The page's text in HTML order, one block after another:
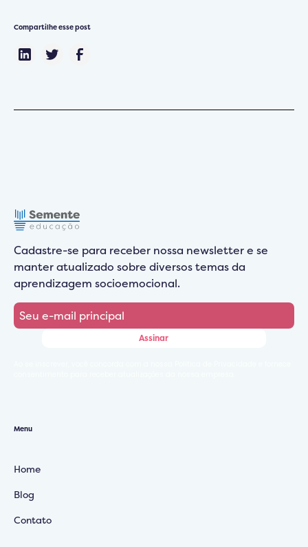
Compartilhe esse post
Cadastre-se para receber nossa newsletter e se
manter atualizado sobre diversos temas da
aprendizagem socioemocional.
Menu
Home
Blog
Contato